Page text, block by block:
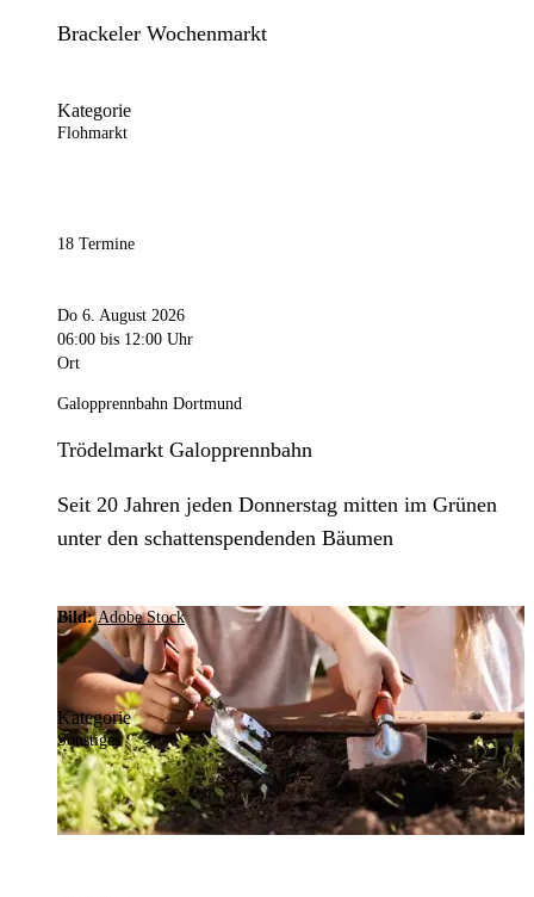
Brackeler Wochenmarkt
Kategorie
Flohmarkt
18 Termine
Do 6. August 2026
06:00 bis 12:00 Uhr
Ort
Galopprennbahn Dortmund
Trödelmarkt Galopprennbahn
Seit 20 Jahren jeden Donnerstag mitten im Grünen
unter den schattenspendenden Bäumen
Bild:Adobe Stock
Kategorie
Sonstiges